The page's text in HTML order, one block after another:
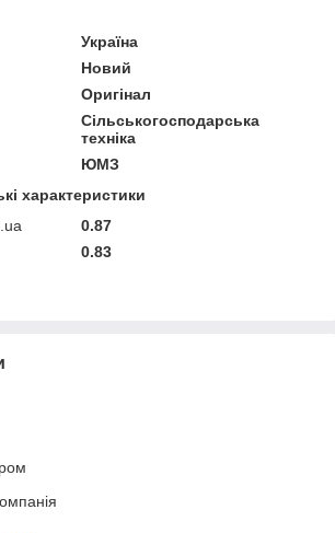
Україна
Новий
Оригінал
Сільськогосподарська
техніка
ЮМЗ
характеристики
0.87
0.83